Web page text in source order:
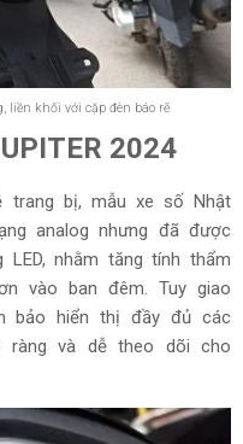
liền khối với cặp đèn báo rẽ
2024
trang bị, mẫu xe số Nhật
analog nhưng đã được
nhằm tăng tính thẩm
vào ban đêm. Tuy giao
bảo hiển thị đầy đủ các
và dễ theo dõi cho